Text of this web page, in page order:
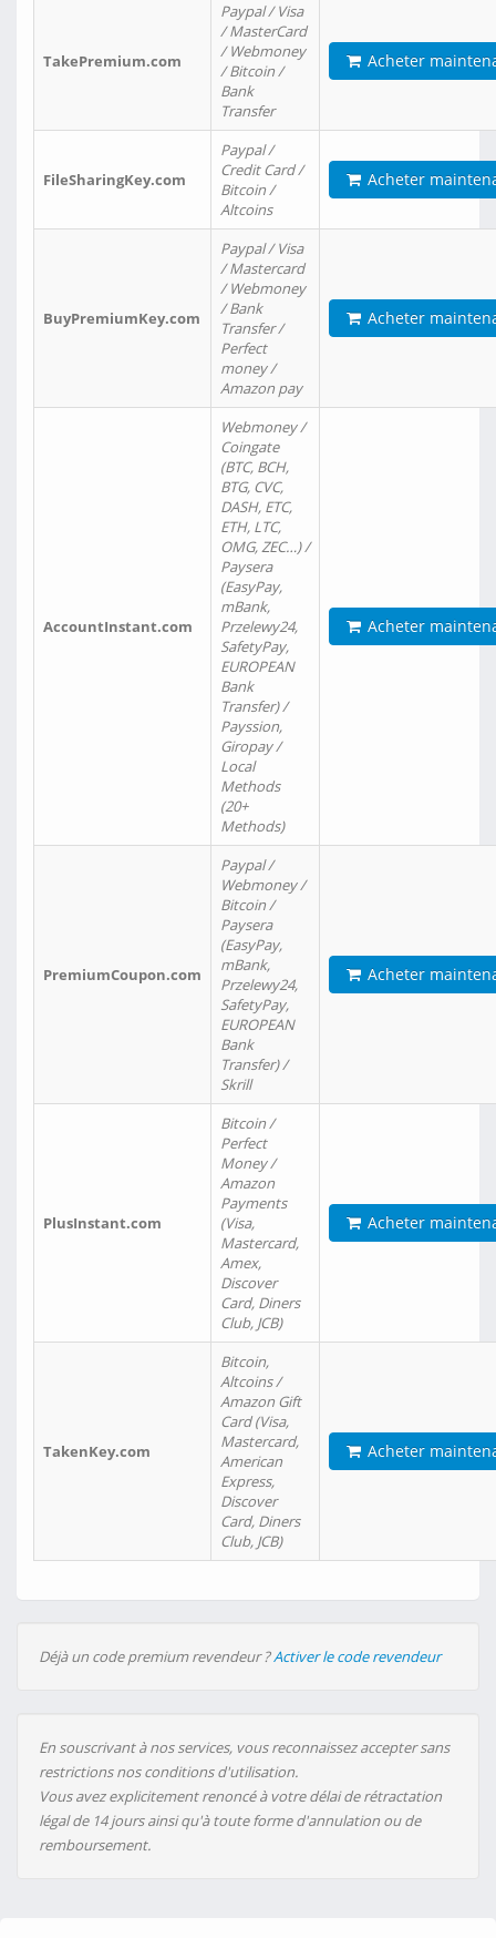
TakePremium.com
Paypal / Visa
/ MasterCard
/ Webmoney
/ Bitcoin /
Bank
Transfer
Acheter
FileSharingKey.com
Paypal /
Credit Card /
Bitcoin /
Altcoins
Acheter
BuyPremiumKey.com
Paypal / Visa
/ Mastercard
/ Webmoney
/ Bank
Transfer /
Perfect
money /
Amazon pay
Acheter
AccountInstant.com
Webmoney /
Coingate
(BTC, BCH,
BTG, CVC,
DASH, ETC,
ETH, LTC,
OMG, ZEC…) /
Paysera
(EasyPay,
mBank,
Przelewy24,
SafetyPay,
EUROPEAN
Bank
Transfer) /
Payssion,
Giropay /
Local
Methods
(20+
Methods)
Acheter
PremiumCoupon.com
Paypal /
Webmoney /
Bitcoin /
Paysera
(EasyPay,
mBank,
Przelewy24,
SafetyPay,
EUROPEAN
Bank
Transfer) /
Skrill
Acheter
PlusInstant.com
Bitcoin /
Perfect
Money /
Amazon
Payments
(Visa,
Mastercard,
Amex,
Discover
Card, Diners
Club, JCB)
Acheter
TakenKey.com
Bitcoin,
Altcoins /
Amazon Gift
Card (Visa,
Mastercard,
American
Express,
Discover
Card, Diners
Club, JCB)
Acheter
Déjà un code premium revendeur ?Activer le code revendeur
En souscrivant à nos services, vous reconnaissez accepter sans
restrictions nos conditions d'utilisation.
Vous avez explicitement renoncé à votre délai de rétractation
légal de 14 jours ainsi qu'à toute forme d'annulation ou de
remboursement.